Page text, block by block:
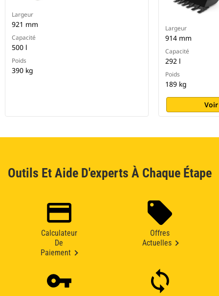
Largeur
921 mm
Capacité
500 l
Poids
390 kg
Largeur
914 mm
Capacité
292 l
Poids
189 kg
Outils Et Aide D'experts À Chaque Étape
Calculateur
De
Paiement
Offres
Actuelles